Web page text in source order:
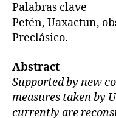
Palabras clave
Petén, Uaxactun,
Preclásico.
Abstract
Supported by new
measures taken by
currently are